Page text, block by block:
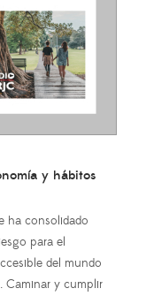
y hábitos
ha consolidado
para el
del mundo
Caminar y cumplir